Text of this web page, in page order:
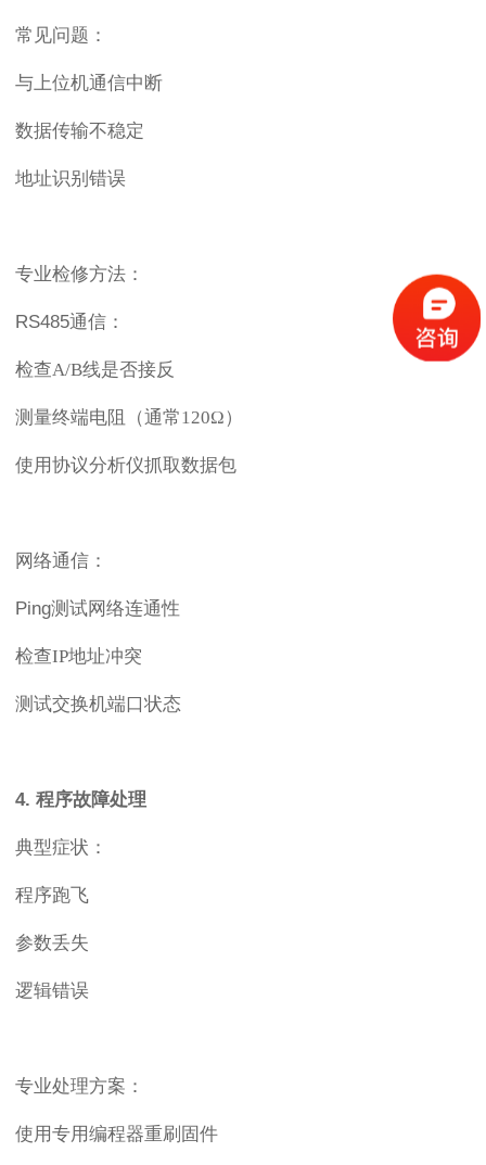
常见问题：
与上位机通信中断
数据传输不稳定
地址识别错误
专业检修方法：
RS485通信：
检查A/B线是否接反
测量终端电阻（通常120Ω）
使用协议分析仪抓取数据包
网络通信：
Ping测试网络连通性
检查IP地址冲突
测试交换机端口状态
4. 程序故障处理
典型症状：
程序跑飞
参数丢失
逻辑错误
专业处理方案：
使用专用编程器重刷固件